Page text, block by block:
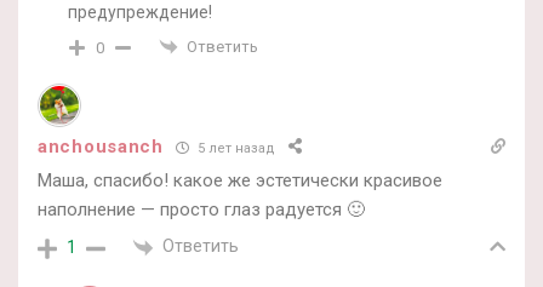
предупреждение!
0 Ответить
anchousanch 5 лет назад
Маша, спасибо! какое же эстетически красивое
наполнение — просто глаз радуется 🙂
1 Ответить